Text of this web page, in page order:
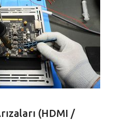
(HDMI /